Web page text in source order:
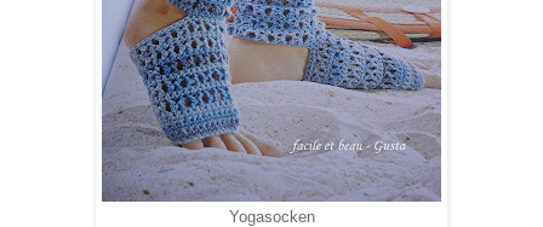
Yogasocken